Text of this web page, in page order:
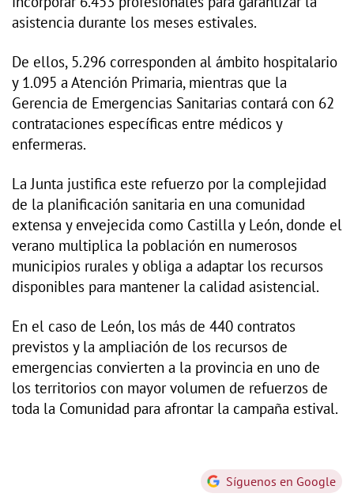
asistencia durante los meses estivales.
De ellos, 5.296 corresponden al ámbito hospitalario
y 1.095 a Atención Primaria, mientras que la
Gerencia de Emergencias Sanitarias contará con 62
contrataciones específicas entre médicos y
enfermeras.
La Junta justifica este refuerzo por la complejidad
de la planificación sanitaria en una comunidad
extensa y envejecida como Castilla y León, donde el
verano multiplica la población en numerosos
municipios rurales y obliga a adaptar los recursos
disponibles para mantener la calidad asistencial.
En el caso de León, los más de 440 contratos
previstos y la ampliación de los recursos de
emergencias convierten a la provincia en uno de
los territorios con mayor volumen de refuerzos de
toda la Comunidad para afrontar la campaña estival.
Síguenos en Google